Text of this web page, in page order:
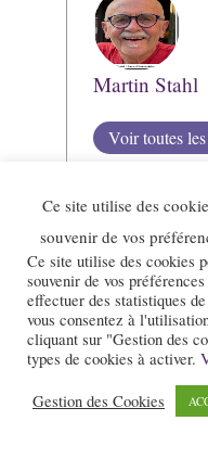
Martin Stahl
Voir toutes
Le site et la newsletter Jazz-
Ce site utilise des
souvenir de vos
Ce site utilise des cookies
souvenir de vos
effectuer des statistiques
vous consentez à
cliquant sur "Gestion des
types de cookies à activer.
Gestion des Cookies